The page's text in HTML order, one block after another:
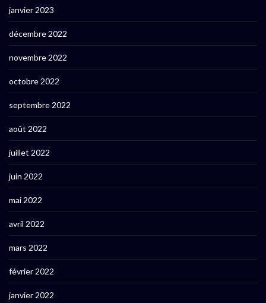
janvier 2023
décembre 2022
novembre 2022
octobre 2022
septembre 2022
août 2022
juillet 2022
juin 2022
mai 2022
avril 2022
mars 2022
février 2022
janvier 2022